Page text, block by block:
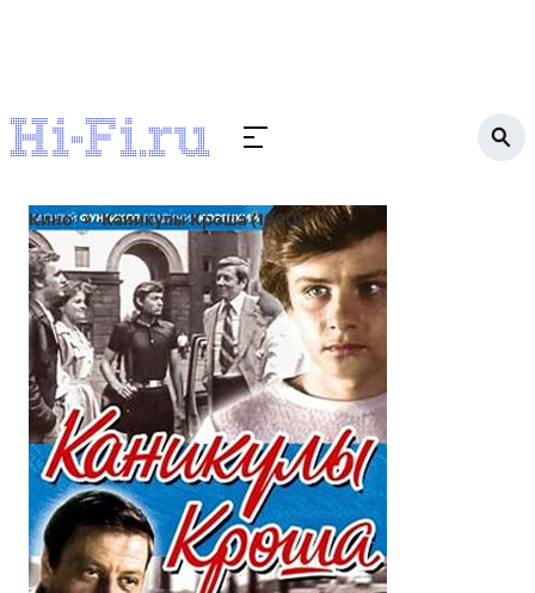
Кино Каникулы Кроша (1980)